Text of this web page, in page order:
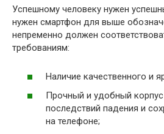
Успешному человеку нужен
нужен смартфон для выше
непременно должен
требованиям:
Наличие качественного и
Прочный и удобный
последствий падения и
на телефоне;